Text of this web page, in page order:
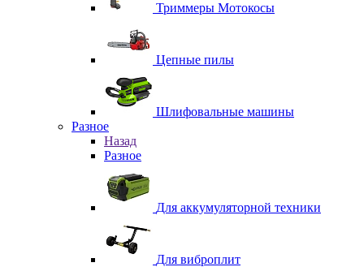
Триммеры Мотокосы
Цепные пилы
Шлифовальные машины
Разное
Назад
Разное
Для аккумуляторной техники
Для виброплит